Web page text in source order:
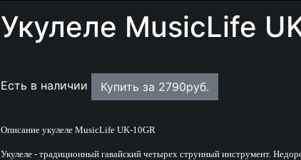
Укулеле MusicLife
Есть в наличии Купить за 2790руб.
Описание укулеле MusicLife UK-10GR
Укулеле - традиционный гавайский четырех струнный инструмент.